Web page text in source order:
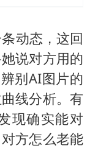
动态，这回
说对方用的
别AI图片的
线分析。有
现确实能对
方怎么老能